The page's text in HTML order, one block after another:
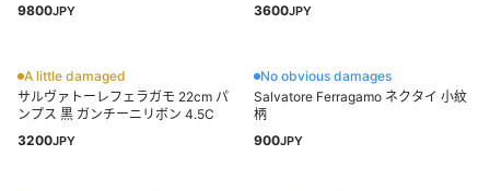
9800JPY
3600JPY
A little damaged
サルヴァトーレフェラガモ 22cm パ
ンプス 黒 ガンチーニリボン 4.5C
3200JPY
No obvious damages
Salvatore Ferragamo ネクタイ 小紋
柄
900JPY